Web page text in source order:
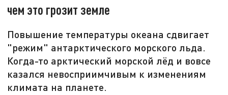
чем это грозит земле
Повышение температуры океана сдвигает
"режим" антарктического морского льда.
Когда-то арктический морской лёд и вовсе
казался невосприимчивым к изменениям
климата на планете.